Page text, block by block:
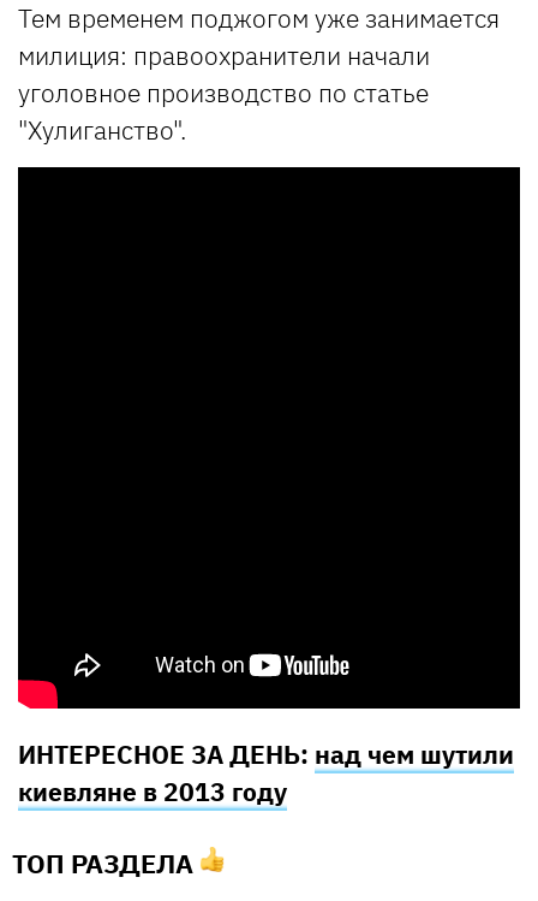
Тем временем поджогом уже занимается
милиция: правоохранители начали
уголовное производство по статье
"Хулиганство".
ИНТЕРЕСНОЕ ЗА ДЕНЬ: над чем шутили
киевляне в 2013 году
ТОП РАЗДЕЛА